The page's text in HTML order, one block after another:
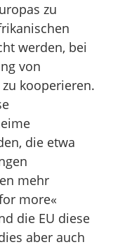
zu
werden, bei
von
kooperieren.
die etwa
mehr
more«
die EU diese
aber auch